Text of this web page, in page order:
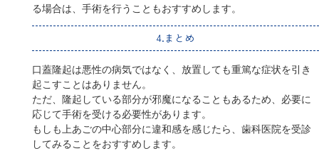
る場合は、手術を行うこともおすすめします。
4.まとめ
口蓋隆起は悪性の病気ではなく、放置しても重篤な症状を引き
起こすことはありません。
ただ、隆起している部分が邪魔になることもあるため、必要に
応じて手術を受ける必要性があります。
もしも上あごの中心部分に違和感を感じたら、歯科医院を受診
してみることをおすすめします。